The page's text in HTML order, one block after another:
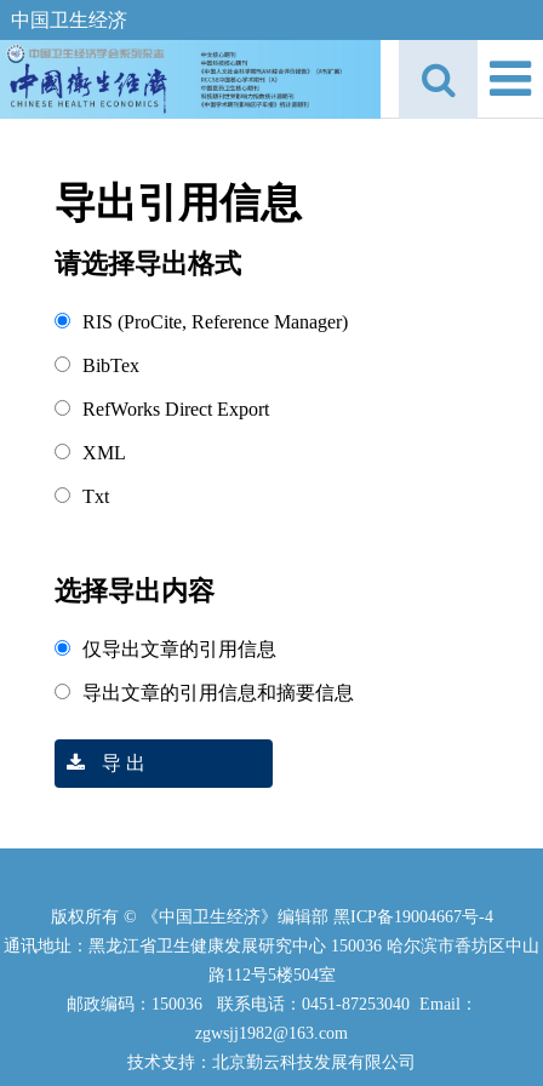
中国卫生经济
导出引用信息
请选择导出格式
RIS (ProCite, Reference Manager)
BibTex
RefWorks Direct Export
XML
Txt
选择导出内容
仅导出文章的引用信息
导出文章的引用信息和摘要信息
导 出
版权所有 © 《中国卫生经济》编辑部 黑ICP备19004667号-4
通讯地址：黑龙江省卫生健康发展研究中心 150036 哈尔滨市香坊区中山
路112号5楼504室
邮政编码：150036 联系电话：0451-87253040 Email：
zgwsjj1982@163.com
技术支持：北京勤云科技发展有限公司